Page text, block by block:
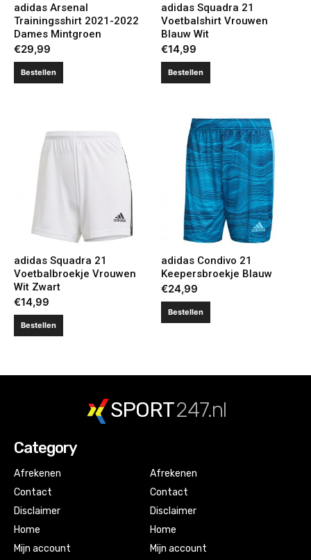
adidas Arsenal
Trainingsshirt 2021-2022
Dames Mintgroen
€29,99
Bestellen
adidas Squadra 21
Voetbalshirt Vrouwen
Blauw Wit
€14,99
Bestellen
adidas Squadra 21
Voetbalbroekje Vrouwen
Wit Zwart
€14,99
Bestellen
adidas Condivo 21
Keepersbroekje Blauw
€24,99
Bestellen
SPORT247.nl
Category
Afrekenen
Contact
Disclaimer
Home
Mijn account
Afrekenen
Contact
Disclaimer
Home
Mijn account